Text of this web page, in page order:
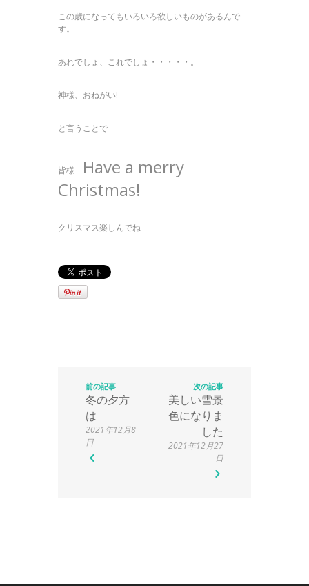
この歳になってもいろいろ欲しいものがあるんで
す。
あれでしょ、これでしょ・・・・・。
神様、おねがい!
と言うことで
皆様
Have a merry
Christmas!
クリスマス楽しんでね
前の記事
冬の夕方
は
2021年12月8
日
次の記事
美しい雪景
色になりま
した
2021年12月27
日